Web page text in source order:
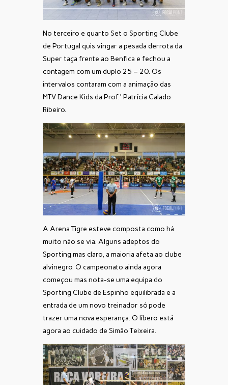
No terceiro e quarto Set o Sporting Clube
de Portugal quis vingar a pesada derrota da
Super taça frente ao Benfica e fechou a
contagem com um duplo 25 – 20. Os
intervalos contaram com a animação das
MTV Dance Kids da Prof.ª Patrícia Calado
Ribeiro.
A Arena Tigre esteve composta como há
muito não se via. Alguns adeptos do
Sporting mas claro, a maioria afeta ao clube
alvinegro. O campeonato ainda agora
começou mas nota-se uma equipa do
Sporting Clube de Espinho equilibrada e a
entrada de um novo treinador só pode
trazer uma nova esperança. O líbero está
agora ao cuidado de Simão Teixeira.